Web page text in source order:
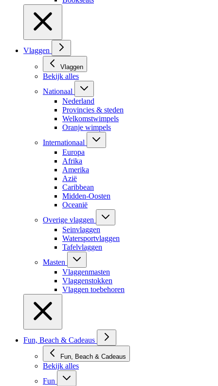
Vlaggen
Vlaggen
Bekijk alles
Nationaal
Nederland
Provincies & steden
Welkomstwimpels
Oranje wimpels
Internationaal
Europa
Afrika
Amerika
Azië
Caribbean
Midden-Oosten
Oceanië
Overige vlaggen
Seinvlaggen
Watersportvlaggen
Tafelvlaggen
Masten
Vlaggenmasten
Vlaggenstokken
Vlaggen toebehoren
Fun, Beach & Cadeaus
Fun, Beach & Cadeaus
Bekijk alles
Fun